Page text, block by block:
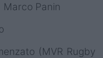
Marco Panin
(MVR Rugby